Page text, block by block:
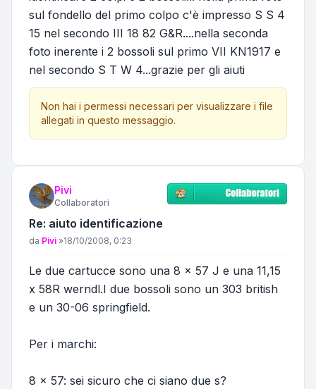
sul fondello del primo colpo c'è impresso S S 4
15 nel secondo III 18 82 G&R....nella seconda
foto inerente i 2 bossoli sul primo VII KN1917 e
nel secondo S T W 4...grazie per gli aiuti
Non hai i permessi necessari per visualizzare i file
allegati in questo messaggio.
Pivi
Collaboratori
Re: aiuto identificazione
Messaggio
da Pivi »18/10/2008, 0:23
Le due cartucce sono una 8 x 57 J e una 11,15
x 58R werndl.I due bossoli sono un 303 british
e un 30-06 springfield.
Per i marchi:
8 x 57: sei sicuro che ci siano due s?